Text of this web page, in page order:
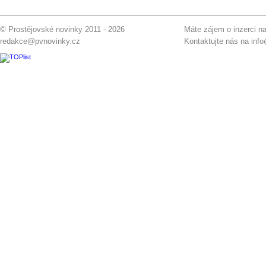
© Prostějovské novinky 2011 - 2026
redakce@pvnovinky.cz
Máte zájem o inzerci
Kontaktujte nás na